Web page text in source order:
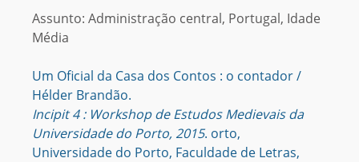
Assunto: Administração central, Portugal, Idade
Média
Um Oficial da Casa dos Contos : o contador /
Hélder Brandão.
Incipit 4 : Workshop de Estudos Medievais da
Universidade do Porto, 2015. orto,
Universidade do Porto, Faculdade de Letras,